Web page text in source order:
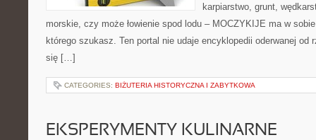
karpiarstwo, grunt,
morskie, czy może łowienie spod lodu – MOCZYKIJE ma w
którego szukasz. Ten portal nie udaje encyklopedii oderwanej
się […]
CATEGORIES: BIŻUTERIA HISTORYCZNA I ZABYTKOWA
EKSPERYMENTY KULINARNE